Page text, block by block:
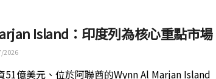
Island：印度列為核心重點市場
2026
51億美元、位於阿聯酋的Wynn Al Marjan Island